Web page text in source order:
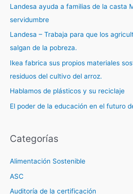
Landesa ayuda a familias de la casta
servidumbre
Landesa – Trabaja para que los
salgan de la pobreza.
Ikea fabrica sus propios materiales
residuos del cultivo del arroz.
Hablamos de plásticos y su reciclaje
El poder de la educación en el futuro
Categorías
Alimentación Sostenible
ASC
Auditoría de la certificación